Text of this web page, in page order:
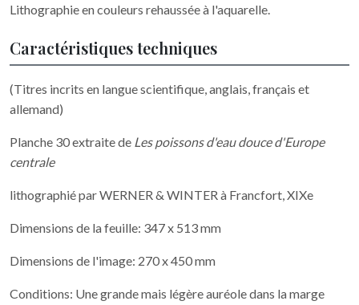
Lithographie en couleurs rehaussée à l'aquarelle.
Caractéristiques techniques
(Titres incrits en langue scientifique, anglais, français et
allemand)
Planche 30 extraite de Les poissons d'eau douce d'Europe
centrale
lithographié par WERNER & WINTER à Francfort, XIXe
Dimensions de la feuille: 347 x 513 mm
Dimensions de l'image: 270 x 450 mm
Conditions: Une grande mais légère auréole dans la marge